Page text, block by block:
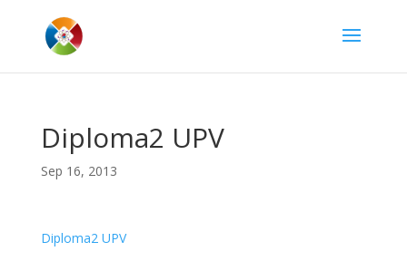
Diploma2 UPV
Sep 16, 2013
Diploma2 UPV